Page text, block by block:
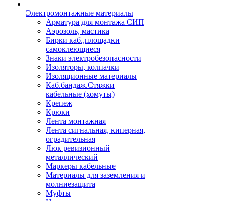
Электромонтажные материалы
Арматура для монтажа СИП
Аэрозоль, мастика
Бирки каб.,площадки
самоклеющиеся
Знаки электробезопасности
Изоляторы, колпачки
Изоляционные материалы
Каб.бандаж.Стяжки
кабельные (хомуты)
Крепеж
Крюки
Лента монтажная
Лента сигнальная, киперная,
оградительная
Люк ревизионный
металлический
Маркеры кабельные
Материалы для заземления и
молниезащита
Муфты